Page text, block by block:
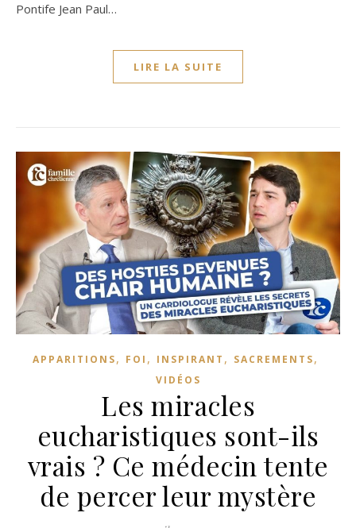
Pontife Jean Paul…
LIRE LA SUITE
APPARITIONS, FOI , INSPIRANT , SACREMENTS,
VIDÉOS
Les miracles
eucharistiques sont-ils
vrais ? Ce médecin tente
de percer leur mystère